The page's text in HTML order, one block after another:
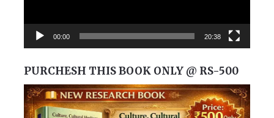
00:00 20:38
PURCHESH THIS BOOK ONLY @ RS-500